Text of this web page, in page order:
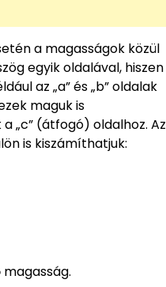
a magasságok közül
egyik oldalával, hiszen
az „a” és „b” oldalak
maguk is
„c” (átfogó) oldalhoz. Az
is kiszámíthatjuk: